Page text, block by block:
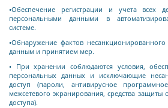
•Обеспечение регистрации и учета всех
персональными данными в
системе.
•Обнаружение фактов
данным и принятием мер.
• При хранении соблюдаются условия,
персональных данных и исключающие
доступ (пароли, антивирусное
межсетевого экранирования, средства защиты
доступа).